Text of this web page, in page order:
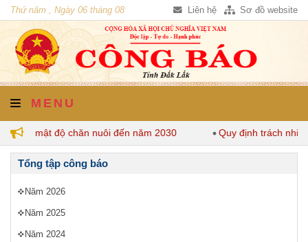
Thứ năm , Ngày 06 tháng 08
năm 2026
Liên hệ Sơ đồ website
MENU
mật độ chăn nuôi đến năm 2030 Quy định trách
Tổng tập công báo
Năm 2026
Năm 2025
Năm 2024